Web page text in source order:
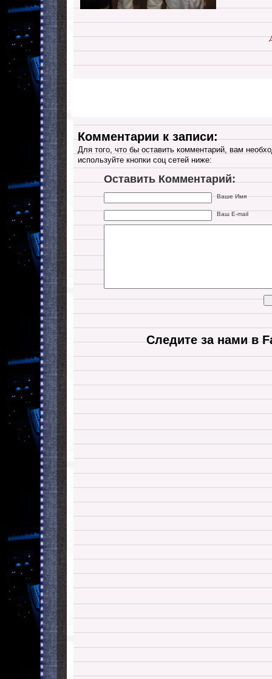
Комментарии к записи:
Для того, что бы оставить комментарий, вам
используйте кнопки соц сетей ниже:
Оставить Комментарий:
Ваше Имя
Ваш E-mail
Следите за нами в